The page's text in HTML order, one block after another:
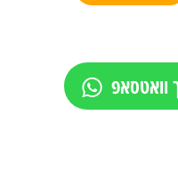
וואטסאפ